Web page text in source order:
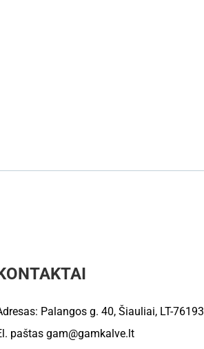
Palangos g. 40, Šiauliai, LT-76193
paštasgam@gamkalve.lt